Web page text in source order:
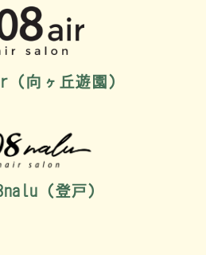
向ヶ丘遊園）
（登戸）